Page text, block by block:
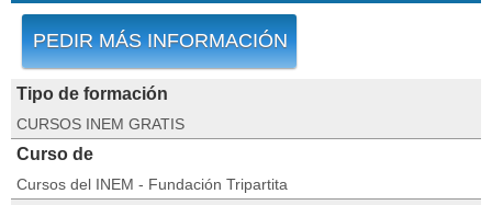
PEDIR MÁS INFORMACIÓN
Tipo de formación
CURSOS INEM GRATIS
Curso de
Cursos del INEM - Fundación Tripartita